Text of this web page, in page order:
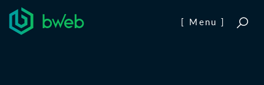
Aller au contenu
[ Menu ]